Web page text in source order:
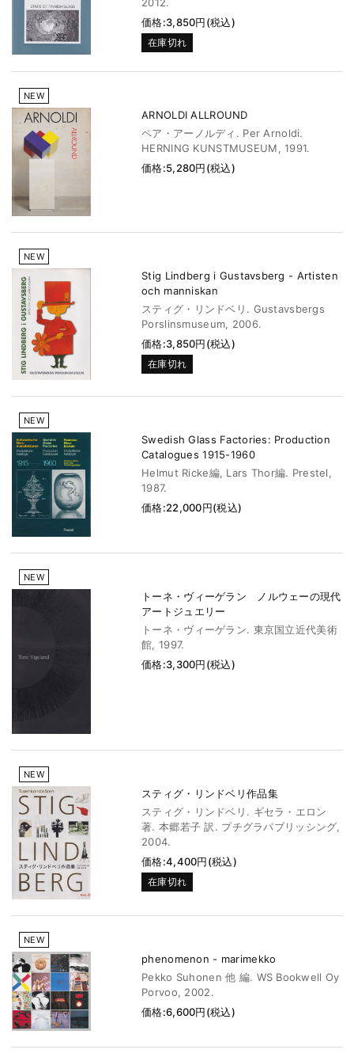
2012.
価格:3,850円(税込)
在庫切れ
NEW
ARNOLDI ALLROUND
ペア・アーノルディ. Per Arnoldi.
HERNING KUNSTMUSEUM, 1991.
価格:5,280円(税込)
NEW
Stig Lindberg i Gustavsberg - Artisten
och manniskan
スティグ・リンドベリ. Gustavsbergs
Porslinsmuseum, 2006.
価格:3,850円(税込)
在庫切れ
NEW
Swedish Glass Factories: Production
Catalogues 1915-1960
Helmut Ricke編, Lars Thor編. Prestel,
1987.
価格:22,000円(税込)
NEW
トーネ・ヴィーゲラン ノルウェーの現代
アートジュエリー
トーネ・ヴィーゲラン. 東京国立近代美術
館, 1997.
価格:3,300円(税込)
NEW
スティグ・リンドベリ作品集
スティグ・リンドベリ. ギセラ・エロン
著. 本郷若子 訳. プチグラパブリッシング,
2004.
価格:4,400円(税込)
在庫切れ
NEW
phenomenon - marimekko
Pekko Suhonen 他 編. WS Bookwell Oy
Porvoo, 2002.
価格:6,600円(税込)